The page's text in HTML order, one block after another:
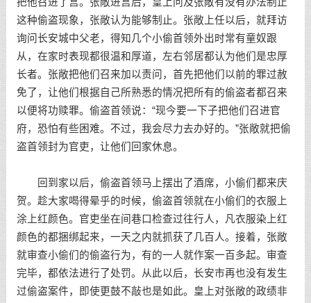
这种偷盗现象，张敞认为能够制止。张敞上任以后，就拜访
询问长安城中父老，得知几个小偷首领外出时常有童奴跟
从，在家时表现都很温和厚道，左右邻居都认为他们是忠厚
长者。张敞把他们召来加以责问，首先把他们以前的罪过赦
免了，让他们根据自己所熟悉的情况把所有的偷盗者都召来
以便将功赎罪。偷盗首领说：“现今要一下子把他们召进官
府，恐怕有些困难。不过，我会尽力去办好的。”张敞就把偷
盗首领封为官吏，让他们回家休息。
回到家以后，偷盗首领马上摆出了酒席，小偷们都来庆
贺。趁大家喝得晕乎的时候，偷盗首领就在小偷们的衣服上
涂上红颜色。官吏坐在间巷口检查过往行人，凡衣服染上红
颜色的都捆绑起来，一天之内就抓获了几百人。接着，张敞
就审查小偷们的偷盗行为，有的一人就作案一百多起。审查
完毕，都依法进行了处罚。从此以后，长安市再也没有发生
过偷盗案件，即使更鼓不敲也是如此。皇上对张敞的政绩非